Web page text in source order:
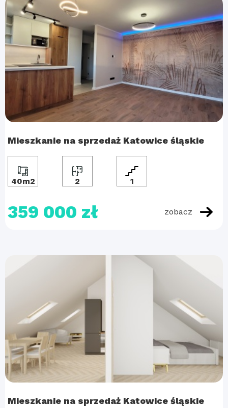
Mieszkanie na sprzedaż Katowice śląskie
40m2 2 1
359 000 zł zobacz
Mieszkanie na sprzedaż Katowice śląskie